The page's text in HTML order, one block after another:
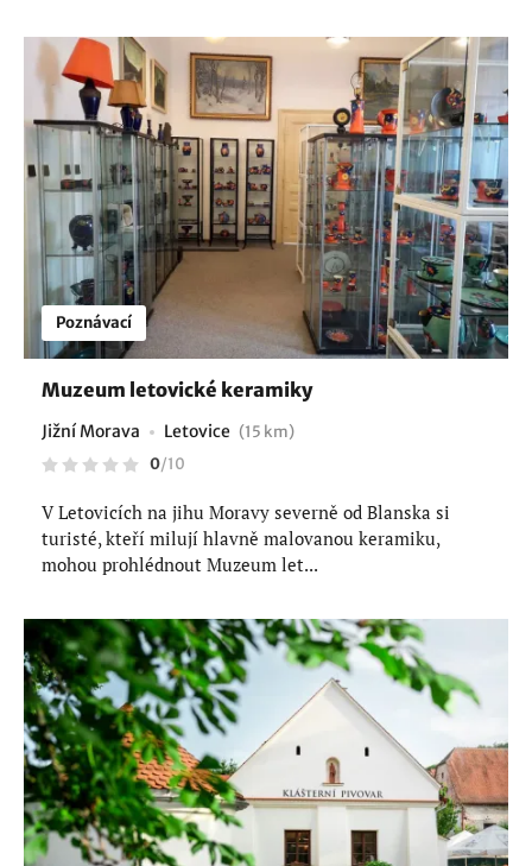
Poznávací
Muzeum letovické keramiky
Jižní Morava Letovice (15 km)
0/10
V Letovicích na jihu Moravy severně od Blanska si
turisté, kteří milují hlavně malovanou keramiku,
mohou prohlédnout Muzeum let...